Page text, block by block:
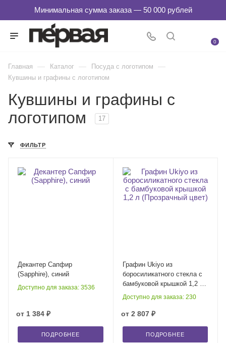
0
Главная — Каталог — Посуда с логотипом —
Кувшины и графины с логотипом
Кувшины и графины с
логотипом
17
ФИЛЬТР
Декантер Сапфир
(Sapphire), синий
Доступно для заказа: 3536
от 1 384 ₽
ПОДРОБНЕЕ
Графин Ukiyo из
боросиликатного стекла с
бамбуковой крышкой 1,2 л
(Прозрачный цвет)
Доступно для заказа: 230
от 2 807 ₽
ПОДРОБНЕЕ